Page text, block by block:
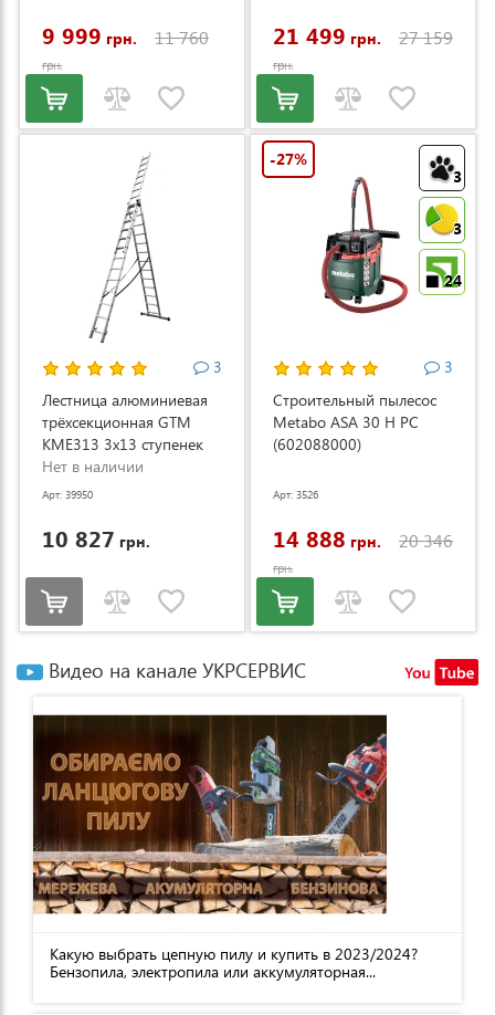
9 999 грн. 11 760
грн.
21 499 грн. 27 159
грн.
3
Лестница алюминиевая
трёхсекционная GTM
KME313 3x13 ступенек
3.53-8.93м (KME313)
Нет в наличии
Арт: 39950
10 827 грн.
3
3
24
-27%
3
Строительный пылесос
Metabo ASA 30 H PC
(602088000)
Арт: 3526
14 888 грн. 20 346
грн.
Видео на канале УКРСЕРВИС
Какую выбрать цепную пилу и купить в 2023/2024?
Бензопила, электропила или аккумуляторная...